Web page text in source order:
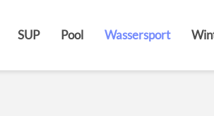
SUP Pool Wassersport